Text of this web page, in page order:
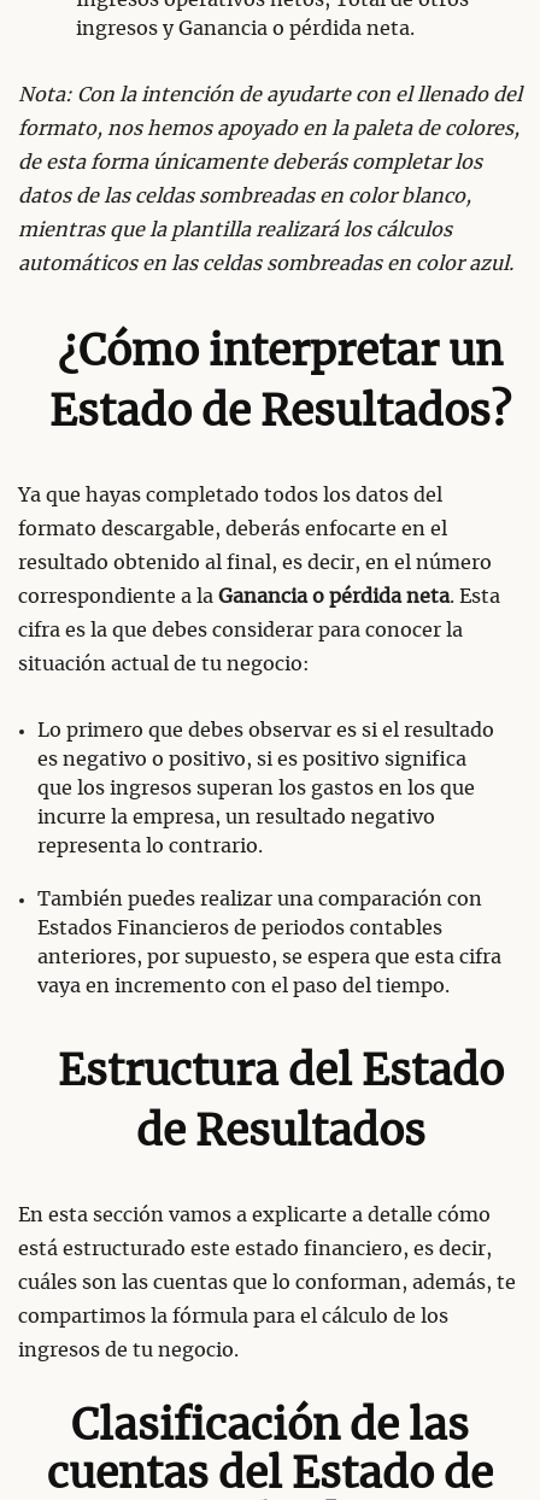
ingresos y Ganancia o pérdida neta.
Nota: Con la intención de ayudarte con el llenado del
formato, nos hemos apoyado en la paleta de colores,
de esta forma únicamente deberás completar los
datos de las celdas sombreadas en color blanco,
mientras que la plantilla realizará los cálculos
automáticos en las celdas sombreadas en color azul.
¿Cómo interpretar un
Estado de Resultados?
Ya que hayas completado todos los datos del
formato descargable, deberás enfocarte en el
resultado obtenido al final, es decir, en el número
correspondiente a la Ganancia o pérdida neta. Esta
cifra es la que debes considerar para conocer la
situación actual de tu negocio:
Lo primero que debes observar es si el resultado
es negativo o positivo, si es positivo significa
que los ingresos superan los gastos en los que
incurre la empresa, un resultado negativo
representa lo contrario.
También puedes realizar una comparación con
Estados Financieros de periodos contables
anteriores, por supuesto, se espera que esta cifra
vaya en incremento con el paso del tiempo.
Estructura del Estado
de Resultados
En esta sección vamos a explicarte a detalle cómo
está estructurado este estado financiero, es decir,
cuáles son las cuentas que lo conforman, además, te
compartimos la fórmula para el cálculo de los
ingresos de tu negocio.
Clasificación de las
cuentas del Estado de